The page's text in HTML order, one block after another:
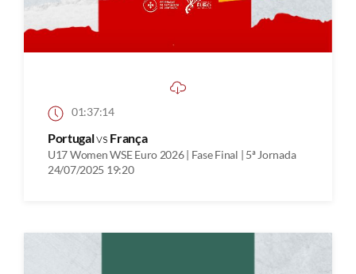
01:37:14
Portugalvs França
U17 Women WSE Euro 2026 | Fase Final | 5ª Jornada
24/07/2025 19:20